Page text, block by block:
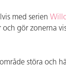
med serien
och gör zonerna
störa och